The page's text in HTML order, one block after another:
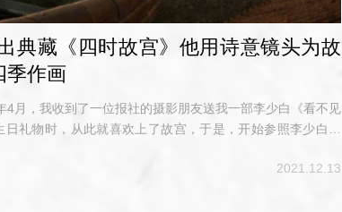
典藏《四时故宫》他用诗意镜头为故
季作画
4月，我收到了一位报社的摄影朋友送我一部李少白《看不见
日礼物时，从此就喜欢上了故宫，于是，开始参照李少白老
宫空间、时间上的辉煌、梦幻与神秘。那么，时隔13年后的2
2021.12.13